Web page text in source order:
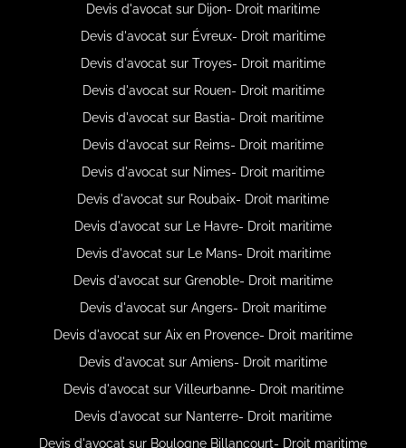
Devis d'avocat sur Dijon- Droit maritime
Devis d'avocat sur Évreux- Droit maritime
Devis d'avocat sur Troyes- Droit maritime
Devis d'avocat sur Rouen- Droit maritime
Devis d'avocat sur Bastia- Droit maritime
Devis d'avocat sur Reims- Droit maritime
Devis d'avocat sur Nimes- Droit maritime
Devis d'avocat sur Roubaix- Droit maritime
Devis d'avocat sur Le Havre- Droit maritime
Devis d'avocat sur Le Mans- Droit maritime
Devis d'avocat sur Grenoble- Droit maritime
Devis d'avocat sur Angers- Droit maritime
Devis d'avocat sur Aix en Provence- Droit maritime
Devis d'avocat sur Amiens- Droit maritime
Devis d'avocat sur Villeurbanne- Droit maritime
Devis d'avocat sur Nanterre- Droit maritime
Devis d'avocat sur Boulogne Billancourt- Droit maritime